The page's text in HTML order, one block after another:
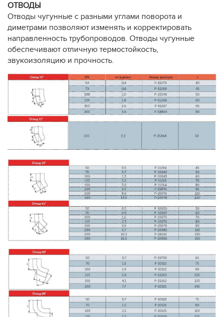
ОТВОДЫ
Отводы чугунные с разными углами поворота и
диметрами позволяют изменять и корректировать
направленность трубопроводов. Отводы чугунные
обеспечивают отличную термостойкость,
звукоизоляцию и прочность.